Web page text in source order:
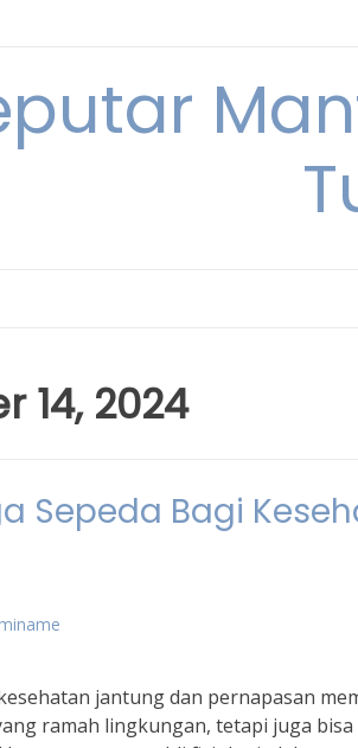
14, 2024
Sepeda Bagi
jantung dan pernapasan
ramah lingkungan, tetapi juga